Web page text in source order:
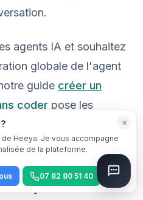
agents IA et souhaitez
globale de l'agent
guide créer un
coder pose les
la demande
×
Heeya. Je vous accompagne
de la plateforme.
07 82 80 51 40